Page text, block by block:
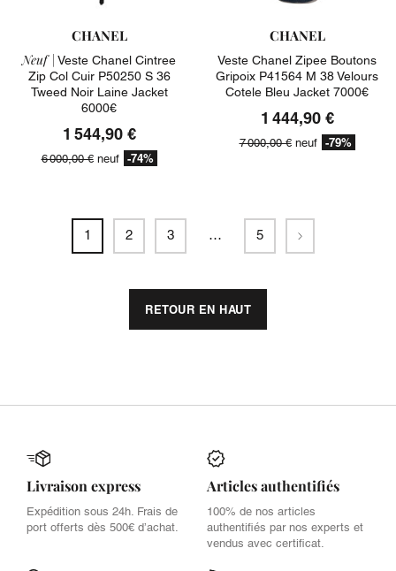
CHANEL
Neuf | Veste Chanel Cintree
Zip Col Cuir P50250 S 36
Tweed Noir Laine Jacket
6000€
1 544,90 €
6 000,00 €neuf -74%
CHANEL
Veste Chanel Zipee Boutons
Gripoix P41564 M 38 Velours
Cotele Bleu Jacket 7000€
1 444,90 €
7 000,00 €neuf -79%
1 2 3 … 5 Suivant
RETOUR EN HAUT
Livraison express
Expédition sous 24h. Frais de
port offerts dès 500€ d’achat.
Articles authentifiés
100% de nos articles
authentifiés par nos experts et
vendus avec certificat.